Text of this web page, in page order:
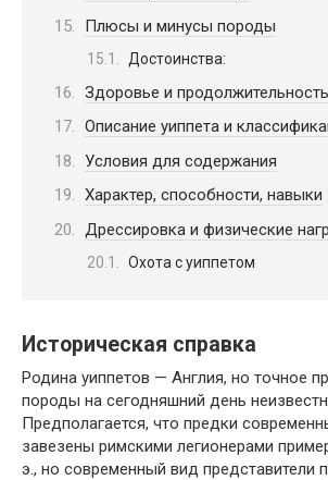
Плюсы и минусы породы
Достоинства:
Здоровье и
Описание уиппета и
Условия для содержания
Характер, способности, навыки
Дрессировка и физические
Охота с уиппетом
Историческая справка
Родина уиппетов — Англия, но точное
породы на сегодняшний день
Предполагается, что предки
завезены римскими легионерами
э., но современный вид представители